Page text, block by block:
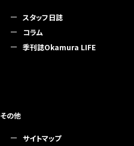
スタッフ日誌
コラム
季刊誌Okamura LIFE
その他
サイトマップ